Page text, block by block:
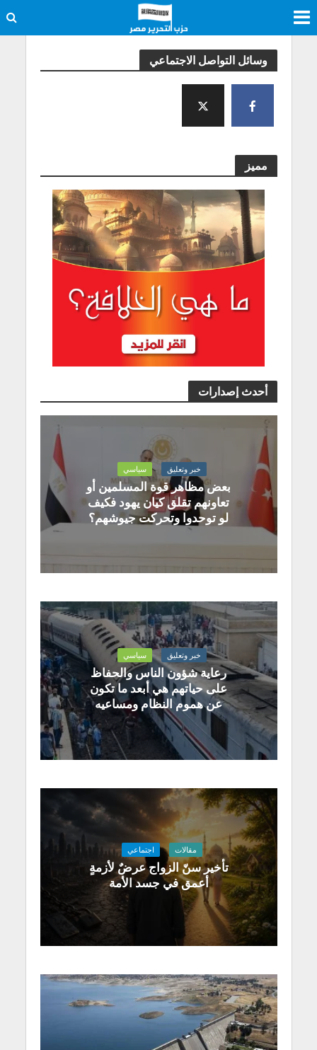
وسائل التواصل الاجتماعي
مميز
أحدث إصدارات
خبر وتعليق سياسي
بعض مظاهر قوة المسلمين أو
تعاونهم تقلق كيان يهود فكيف
لو توحدوا وتحركت جيوشهم؟
خبر وتعليق سياسي
رعاية شؤون الناس والحفاظ
على حياتهم هي أبعد ما تكون
عن هموم النظام ومساعيه
مقالات اجتماعي
تأخير سنّ الزواج عرضٌ لأزمةٍ
أعمق في جسد الأمة